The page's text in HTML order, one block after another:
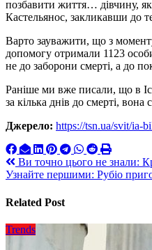
позбавити життя… дівчину,
Кастельянос, закликавши до
Варто зауважити, що з
допомогу отримали 1123
не до заборони смерті, а до
Раніше ми вже писали, що в
за кілька днів до смерті, вона
Джерело: https://tsn.ua/svit/ia-
Навигация
по
записям
Ви точно цього не знали:
Узнайте першими: Рубіо
Related Post
Trends